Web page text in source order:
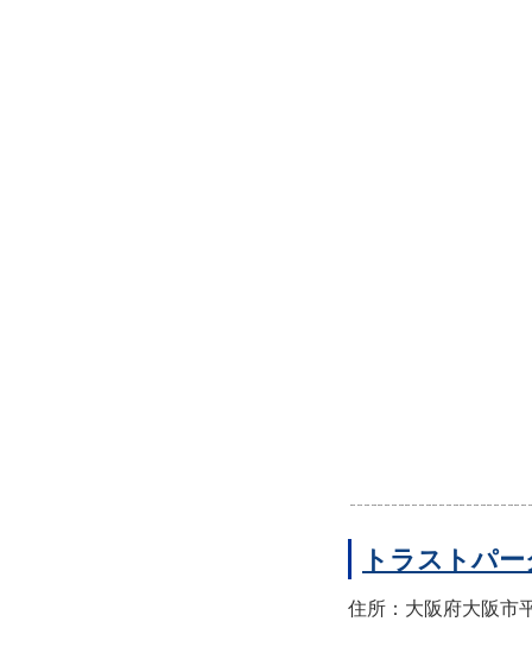
トラストパ
住所：大阪府大阪市